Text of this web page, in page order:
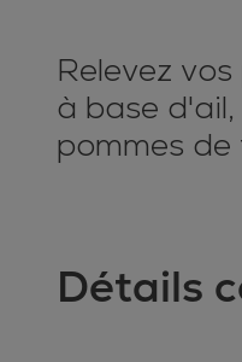
Relevez
à base
pommes
Détails